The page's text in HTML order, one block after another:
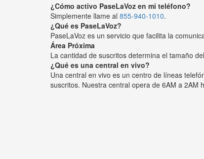
¿Cómo activo PaseLaVoz en mi teléfono?
Simplemente llame al 855-940-1010.
¿Qué es PaseLaVoz?
PaseLaVoz es un servicio que facilita la
Área Próxima
La cantidad de suscritos determina el tamaño
¿Qué es una central en vivo?
Una central en vivo es un centro de líneas
suscritos. Nuestra central opera de 6AM a 2AM